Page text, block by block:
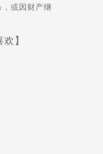
或因财产继
欢】